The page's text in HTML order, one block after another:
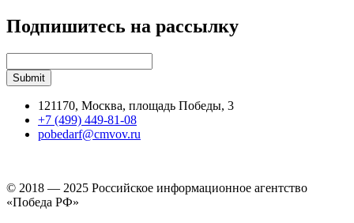
Подпишитесь на рассылку
121170, Москва, площадь Победы, 3
+7 (499) 449-81-08
pobedarf@cmvov.ru
© 2018 — 2025 Российское информационное агентство
«Победа РФ»